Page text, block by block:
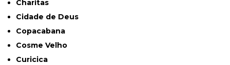
Charitas
Cidade de Deus
Copacabana
Cosme Velho
Curicica